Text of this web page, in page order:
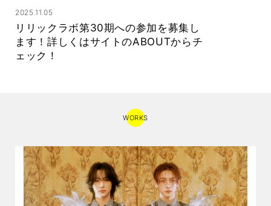
2025.11.05
リリックラボ第30期への参加を募集し
ます！詳しくはサイトのABOUTからチ
ェック！
ムでヒット中! 挿入歌のBurn it out, So
You Can Shineをチェック!
2025.07.20
マゴダイ代表・伊藤涼がアメリカのグラ
ミー賞の投票メンバーになりました！
WORKS